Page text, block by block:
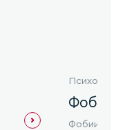
Фобии
Фобии –